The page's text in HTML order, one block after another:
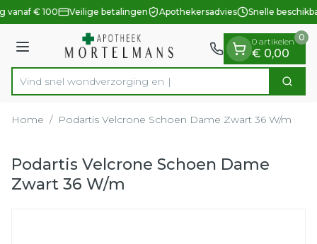
Ga naar de inhoud
1 van 1
vanaf € 100 Veilige betalingen Apothekersadvies Snelle
Menu
Product, merk, categorie...
Vind snel wondverzorg Zoek
0 artikelen
€ 0,00
0
Home / Podartis Velcrone Schoen Dame Zwart 36 W/m
Podartis Velcrone Schoen Dame
Zwart 36 W/m